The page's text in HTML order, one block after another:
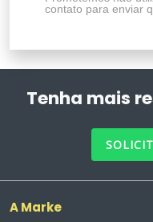
contato para enviar
Tenha mais
A Marke